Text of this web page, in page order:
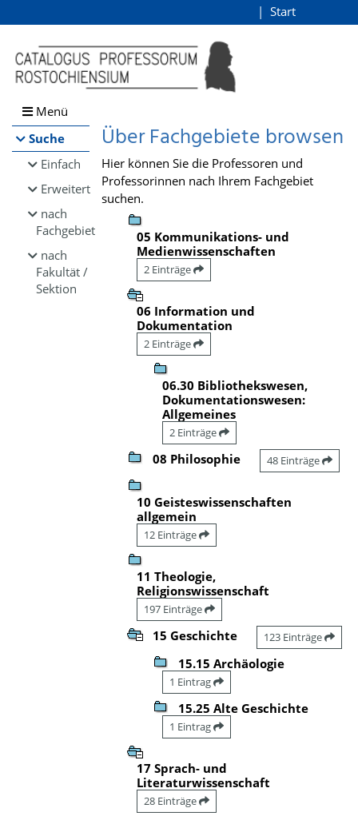
Browsen
direkt zum Inhalt
Start
Menü
Suche
Einfach
Erweitert
nach
Fachgebiet
nach
Fakultät /
Sektion
Über Fachgebiete browsen
Hier können Sie die Professoren und
Professorinnen nach Ihrem Fachgebiet
suchen.
05 Kommunikations- und
Medienwissenschaften
2 Einträge
06 Information und
Dokumentation
2 Einträge
06.30 Bibliothekswesen,
Dokumentationswesen:
Allgemeines
2 Einträge
08 Philosophie 48 Einträge
10 Geisteswissenschaften
allgemein
12 Einträge
11 Theologie,
Religionswissenschaft
197 Einträge
15 Geschichte 123 Einträge
15.15 Archäologie
1 Eintrag
15.25 Alte Geschichte
1 Eintrag
17 Sprach- und
Literaturwissenschaft
28 Einträge